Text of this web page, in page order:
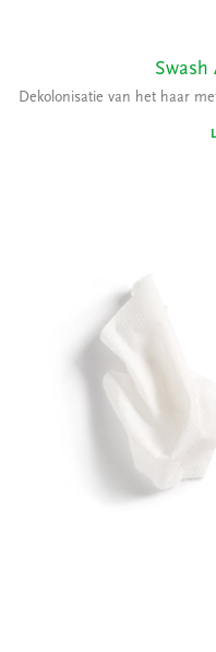
Swash
Dekolonisatie van het haar